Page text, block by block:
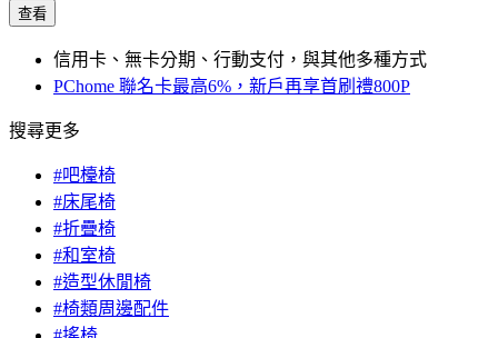
查看
信用卡、無卡分期、行動支付，與其他多種方式
PChome 聯名卡最高6%，新戶再享首刷禮800P
搜尋更多
#吧檯椅
#床尾椅
#折疊椅
#和室椅
#造型休閒椅
#椅類周邊配件